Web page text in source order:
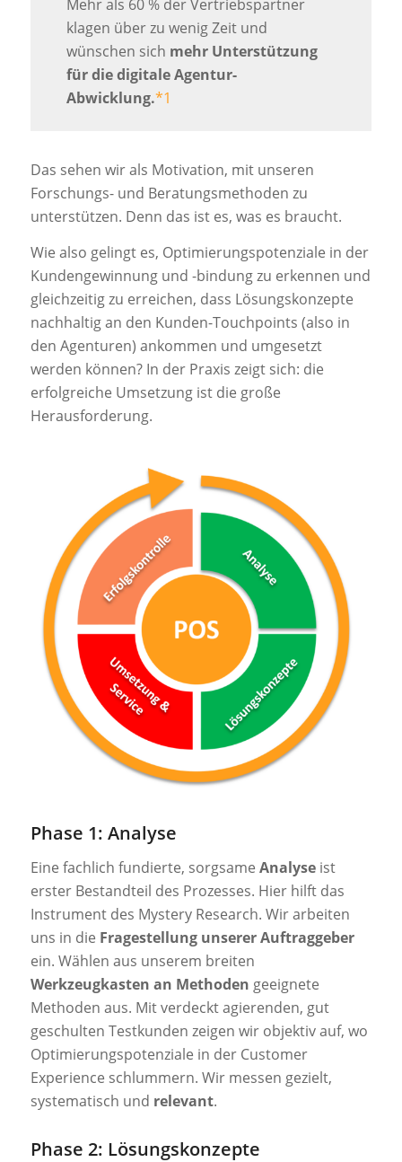
Mehr als 60 % der Vertriebspartner
klagen über zu wenig Zeit und
wünschen sich mehr Unterstützung
für die digitale Agentur-
Abwicklung.*1
Das sehen wir als Motivation, mit unseren
Forschungs- und Beratungsmethoden zu
unterstützen. Denn das ist es, was es braucht.
Wie also gelingt es, Optimierungspotenziale in der
Kundengewinnung und -bindung zu erkennen und
gleichzeitig zu erreichen, dass Lösungskonzepte
nachhaltig an den Kunden-Touchpoints (also in
den Agenturen) ankommen und umgesetzt
werden können? In der Praxis zeigt sich: die
erfolgreiche Umsetzung ist die große
Herausforderung.
Phase 1: Analyse
Eine fachlich fundierte, sorgsame Analyseist
erster Bestandteil des Prozesses. Hier hilft das
Instrument des Mystery Research. Wir arbeiten
uns in die Fragestellung unserer Auftraggeber
ein. Wählen aus unserem breiten
Werkzeugkasten an Methoden geeignete
Methoden aus. Mit verdeckt agierenden, gut
geschulten Testkunden zeigen wir objektiv auf, wo
Optimierungspotenziale in der Customer
Experience schlummern. Wir messen gezielt,
systematisch und relevant.
Phase 2: Lösungskonzepte